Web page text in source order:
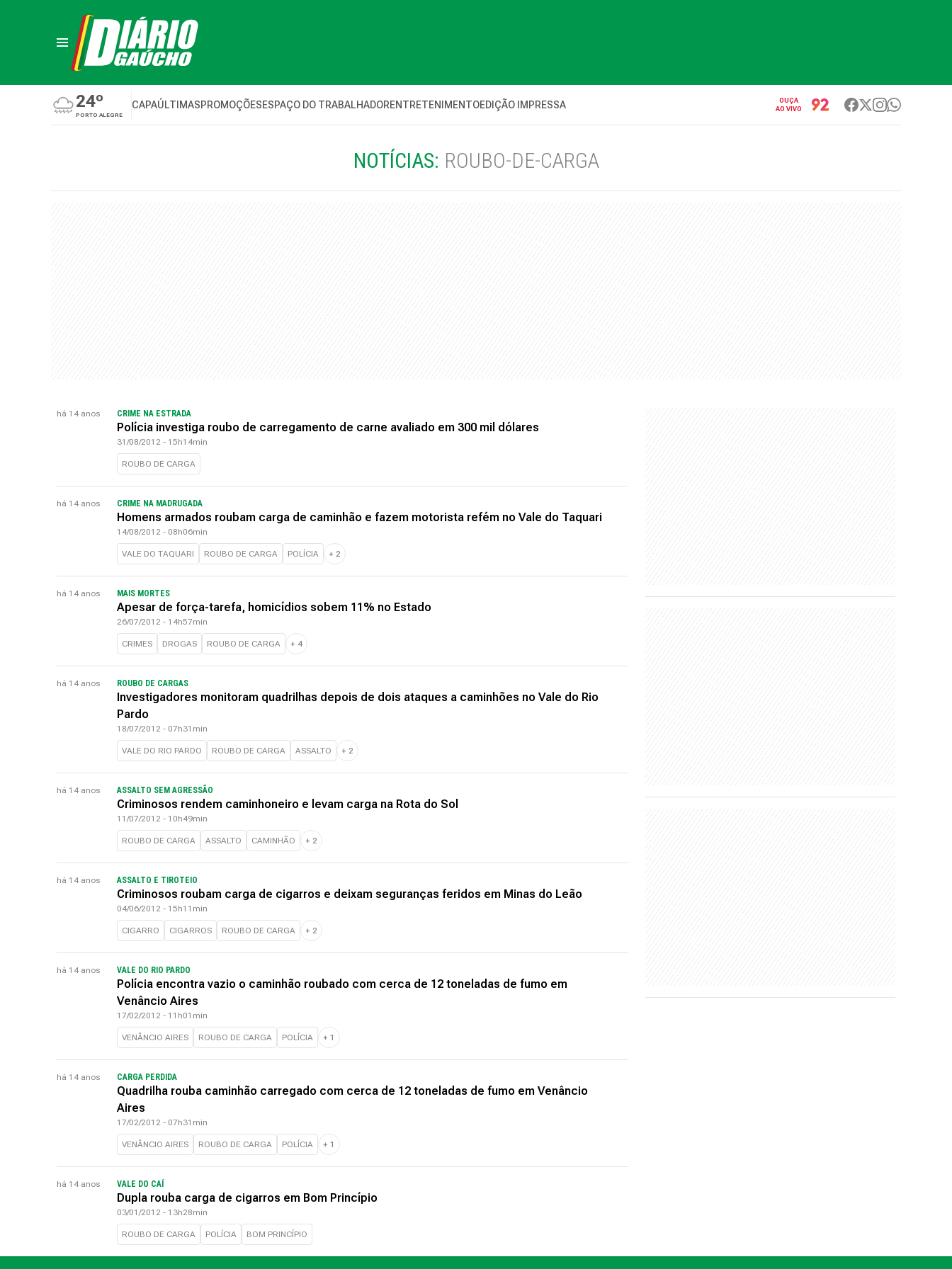
24º
PORTO ALEGRE
CAPAÚLTIMASPROMOÇÕESESPAÇO DO TRABALHADORENTRETENIMENTOEDIÇÃO IMPRESSA
OUÇA
AO VIVO
NOTÍCIAS: ROUBO-DE-CARGA
há 14 anos CRIME NA ESTRADA
Polícia investiga roubo de carregamento de carne avaliado em 300 mil dólares
31/08/2012 - 15h14min
ROUBO DE CARGA
há 14 anos CRIME NA MADRUGADA
Homens armados roubam carga de caminhão e fazem motorista refém no Vale do Taquari
14/08/2012 - 08h06min
VALE DO TAQUARI ROUBO DE CARGA POLÍCIA + 2
há 14 anos MAIS MORTES
Apesar de força-tarefa, homicídios sobem 11% no Estado
26/07/2012 - 14h57min
CRIMES DROGAS ROUBO DE CARGA + 4
há 14 anos ROUBO DE CARGAS
Investigadores monitoram quadrilhas depois de dois ataques a caminhões no Vale do Rio
Pardo
18/07/2012 - 07h31min
VALE DO RIO PARDO ROUBO DE CARGA ASSALTO + 2
há 14 anos ASSALTO SEM AGRESSÃO
Criminosos rendem caminhoneiro e levam carga na Rota do Sol
11/07/2012 - 10h49min
ROUBO DE CARGA ASSALTO CAMINHÃO + 2
há 14 anos ASSALTO E TIROTEIO
Criminosos roubam carga de cigarros e deixam seguranças feridos em Minas do Leão
04/06/2012 - 15h11min
CIGARRO CIGARROS ROUBO DE CARGA + 2
há 14 anos VALE DO RIO PARDO
Polícia encontra vazio o caminhão roubado com cerca de 12 toneladas de fumo em
Venâncio Aires
17/02/2012 - 11h01min
VENÂNCIO AIRES ROUBO DE CARGA POLÍCIA + 1
há 14 anos CARGA PERDIDA
Quadrilha rouba caminhão carregado com cerca de 12 toneladas de fumo em Venâncio
Aires
17/02/2012 - 07h31min
VENÂNCIO AIRES ROUBO DE CARGA POLÍCIA + 1
há 14 anos VALE DO CAÍ
Dupla rouba carga de cigarros em Bom Princípio
03/01/2012 - 13h28min
ROUBO DE CARGA POLÍCIA BOM PRINCÍPIO